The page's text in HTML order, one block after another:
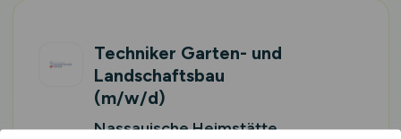
Techniker Garten- und
Landschaftsbau
(m/w/d)
Nassauische Heimstätte